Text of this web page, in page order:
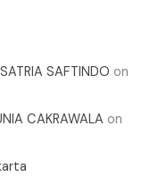
SAFTINDO on
CAKRAWALA on